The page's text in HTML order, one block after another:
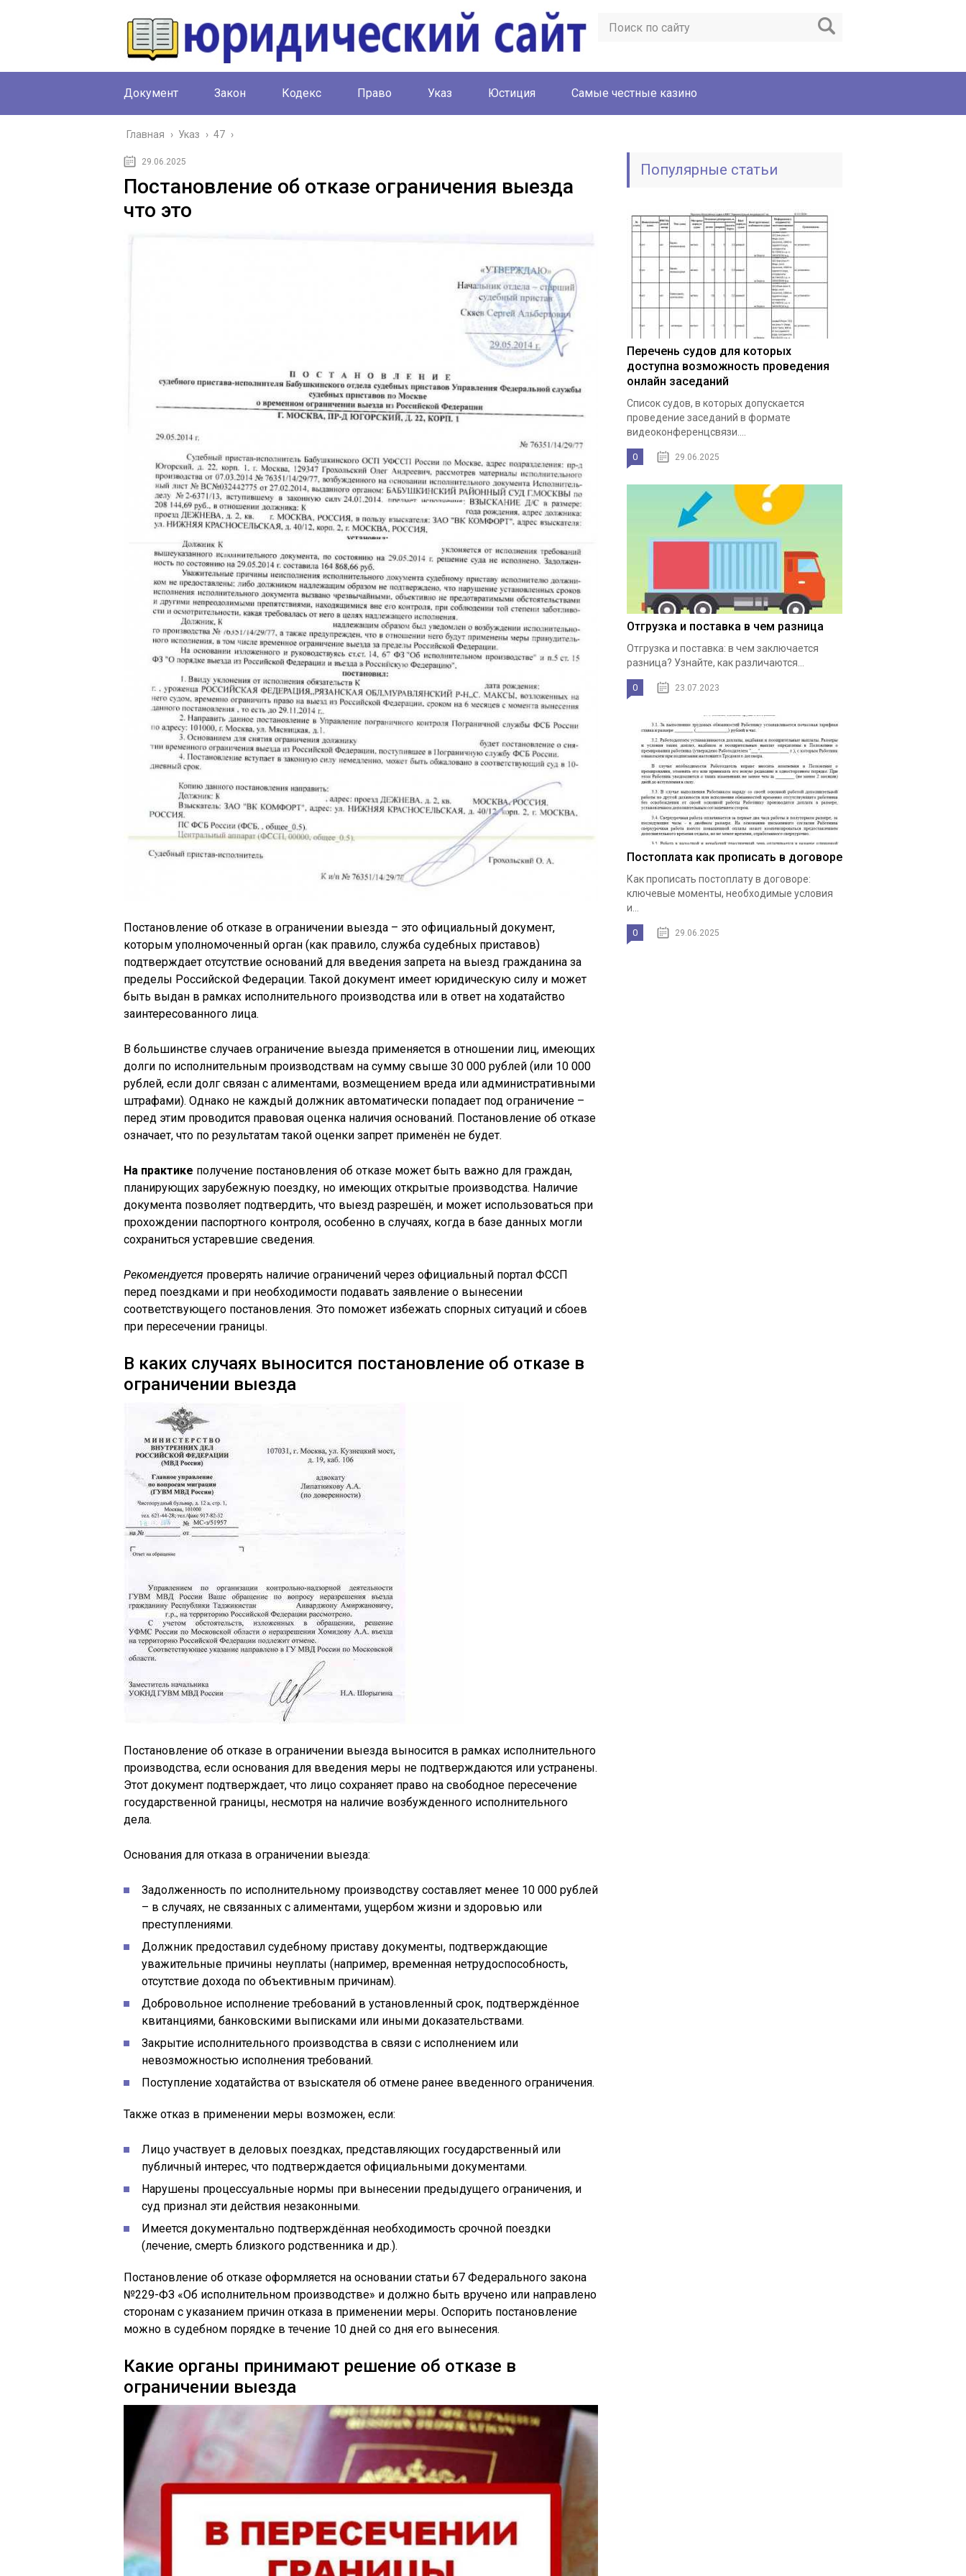
Документ Закон Кодекс Право Указ Юстиция Cамые честные казино
Главная › Указ › 47 ›
29.06.2025
Постановление об отказе ограничения выезда
что это
Постановление об отказе в ограничении выезда – это официальный документ,
которым уполномоченный орган (как правило, служба судебных приставов)
подтверждает отсутствие оснований для введения запрета на выезд гражданина за
пределы Российской Федерации. Такой документ имеет юридическую силу и может
быть выдан в рамках исполнительного производства или в ответ на ходатайство
заинтересованного лица.
В большинстве случаев ограничение выезда применяется в отношении лиц, имеющих
долги по исполнительным производствам на сумму свыше 30 000 рублей (или 10 000
рублей, если долг связан с алиментами, возмещением вреда или административными
штрафами). Однако не каждый должник автоматически попадает под ограничение –
перед этим проводится правовая оценка наличия оснований. Постановление об отказе
означает, что по результатам такой оценки запрет применён не будет.
На практике получение постановления об отказе может быть важно для граждан,
планирующих зарубежную поездку, но имеющих открытые производства. Наличие
документа позволяет подтвердить, что выезд разрешён, и может использоваться при
прохождении паспортного контроля, особенно в случаях, когда в базе данных могли
сохраниться устаревшие сведения.
Рекомендуется проверять наличие ограничений через официальный портал ФССП
перед поездками и при необходимости подавать заявление о вынесении
соответствующего постановления. Это поможет избежать спорных ситуаций и сбоев
при пересечении границы.
В каких случаях выносится постановление об отказе в
ограничении выезда
Постановление об отказе в ограничении выезда выносится в рамках исполнительного
производства, если основания для введения меры не подтверждаются или устранены.
Этот документ подтверждает, что лицо сохраняет право на свободное пересечение
государственной границы, несмотря на наличие возбужденного исполнительного
дела.
Основания для отказа в ограничении выезда:
Задолженность по исполнительному производству составляет менее 10 000 рублей
– в случаях, не связанных с алиментами, ущербом жизни и здоровью или
преступлениями.
Должник предоставил судебному приставу документы, подтверждающие
уважительные причины неуплаты (например, временная нетрудоспособность,
отсутствие дохода по объективным причинам).
Добровольное исполнение требований в установленный срок, подтверждённое
квитанциями, банковскими выписками или иными доказательствами.
Закрытие исполнительного производства в связи с исполнением или
невозможностью исполнения требований.
Поступление ходатайства от взыскателя об отмене ранее введенного ограничения.
Также отказ в применении меры возможен, если:
Лицо участвует в деловых поездках, представляющих государственный или
публичный интерес, что подтверждается официальными документами.
Нарушены процессуальные нормы при вынесении предыдущего ограничения, и
суд признал эти действия незаконными.
Имеется документально подтверждённая необходимость срочной поездки
(лечение, смерть близкого родственника и др.).
Постановление об отказе оформляется на основании статьи 67 Федерального закона
№229-ФЗ «Об исполнительном производстве» и должно быть вручено или направлено
сторонам с указанием причин отказа в применении меры. Оспорить постановление
можно в судебном порядке в течение 10 дней со дня его вынесения.
Какие органы принимают решение об отказе в
ограничении выезда
Популярные статьи
Перечень судов для которых
доступна возможность проведения
онлайн заседаний
Список судов, в которых допускается
проведение заседаний в формате
видеоконференцсвязи....
0 29.06.2025
Отгрузка и поставка в чем разница
Отгрузка и поставка: в чем заключается
разница? Узнайте, как различаются...
0 23.07.2023
Постоплата как прописать в договоре
Как прописать постоплату в договоре:
ключевые моменты, необходимые условия
и...
0 29.06.2025